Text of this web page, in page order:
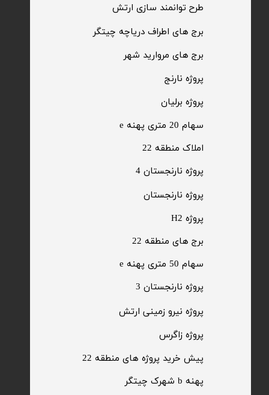
​طرح توانمند سازی ارتش
سهام 20 متری پهنه e​​​​​​​
​سهام 50 متری پهنه e
پهنه b شهرک چیتگر
​املاک منطقه 22
برج های منطقه 22
پیش خرید پروژه های منطقه 22
پروژه برلیان
پروژه H2
​پروژه زاگرس
​پروژه نارنج
​پروژه نارنجستان
​پروژه نیرو زمینی ارتش
​برج های اطراف دریاچه چیتگر
​برج های مروارید شهر
پروژه نارنجستان 4
​پروژه نارنجستان 3